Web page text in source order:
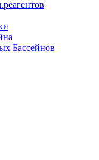
Бассейнов